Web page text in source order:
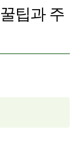
팁과 주